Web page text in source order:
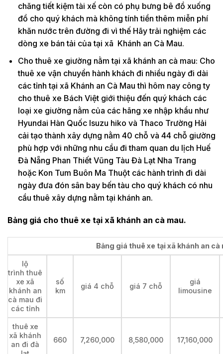
chăng tiết kiệm tài xế còn có phụ bưng bê đồ xuống
đồ cho quý khách mà không tính tiền thêm miễn phí
khăn nước trên đường đi vì thế Hãy trải nghiệm các
dòng xe bán tải của tại xã Khánh an Cà Mau.
Cho thuê xe giường nằm tại xã khánh an cà mau: Cho
thuê xe vận chuyển hành khách đi nhiều ngày đi dài
các tỉnh tại xã Khánh an Cà Mau thì hôm nay công ty
cho thuê xe Bách Việt giới thiệu đến quý khách các
loại xe giường nằm của các hãng xe nhập khẩu như
Hyundai Hàn Quốc Isuzu hiko và Thaco Trường Hải
cải tạo thành xây dựng nằm 40 chỗ và 44 chỗ giường
phù hợp với những nhu cầu đi tham quan du lịch Huế
Đà Nẵng Phan Thiết Vũng Tàu Đà Lạt Nha Trang
hoặc Kon Tum Buôn Ma Thuột các hành trình đi dài
ngày đưa đón sân bay bến tàu cho quý khách có nhu
cầu thuê xây dựng nằm tại khánh an.
Bảng giá cho thuê xe tại xã khánh an cà mau.
Bảng giá thuê xe tại xã khánh an
lộ
trình thuê
xe xã
khánh an
cà mau đi
các tỉnh
số
km
giá 4 chỗ giá 7 chỗ
giá
limousine
thuê xe
xã khánh
an đi đà
660 7,260,000 8,580,000 17,160,000